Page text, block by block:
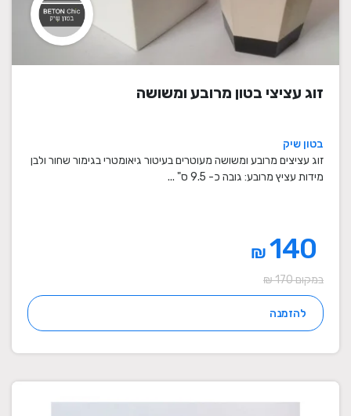
זוג עציצי בטון מרובע ומשושה
בטון שיק
זוג עציצים מרובע ומשושה מעוטרים בעיטור גיאומטרי בגימור שחור ולבן
מידות עציץ מרובע: גובה כ- 9.5 ס" ...
₪
במקום 170 ₪
להזמנה